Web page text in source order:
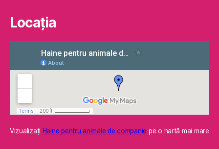
Locaţia
Vizualizaţi Haine pentru animale de companie pe o hartă mai mare